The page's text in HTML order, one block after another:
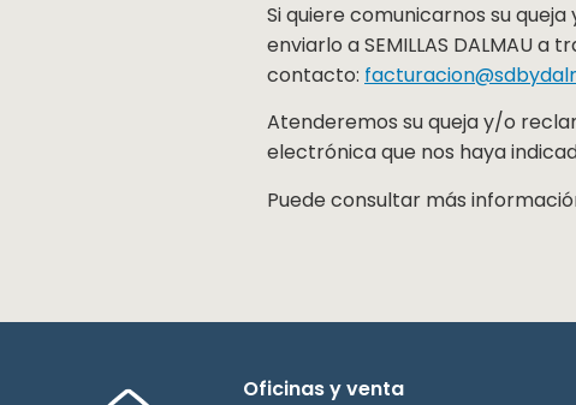
Si quiere comunicarnos su
enviarlo a SEMILLAS DALMAU
contacto:
Atenderemos su queja y/o
electrónica que nos haya
Puede consultar más
Oficinas y venta